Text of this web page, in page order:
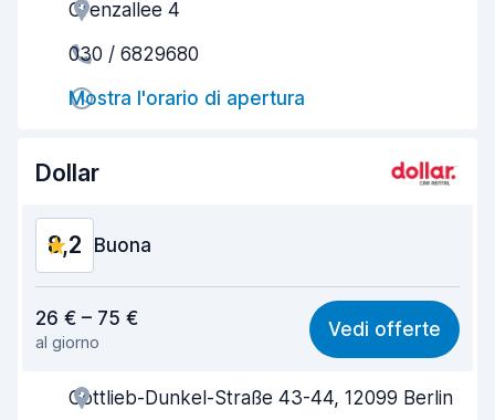
Gentilezza degli agenti
Rapidità del ritiro
Rapidità della riconsegna
Grenzallee 4
030 / 6829680
Mostra l'orario di apertura
Dollar
8,2 Buona
7,7
Facile da trovare 8,2
Gentilezza degli agenti 7,8
26 € – 75 €
al giorno
Vedi offerte
Gottlieb-Dunkel-Straße 43-44, 12099 Berlin